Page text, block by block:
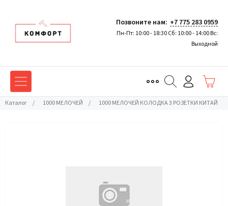
Позвоните нам: +7 775 283 0959
Пн-Пт: 10:00 - 18:30 Сб: 10:00 - 14:00 Вс:
Выходной
Каталог / 1000 МЕЛОЧЕЙ / 1000 МЕЛОЧЕЙ КОЛОДКА 3 РОЗЕТКИ КИТАЙ